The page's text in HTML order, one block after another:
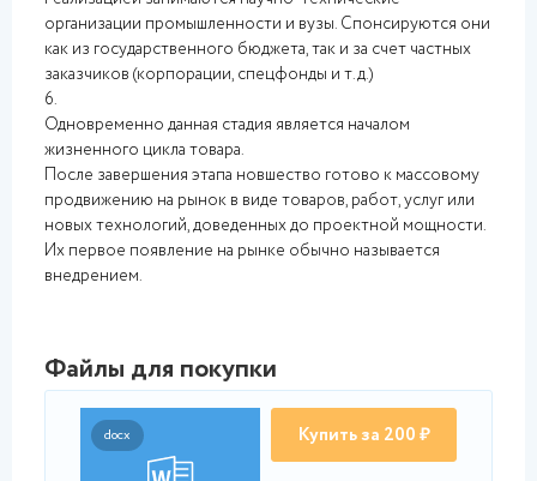
организации промышленности и вузы. Спонсируются они
как из государственного бюджета, так и за счет частных
заказчиков (корпорации, спецфонды и т.д.)
6.
Одновременно данная стадия является началом
жизненного цикла товара.
После завершения этапа новшество готово к массовому
продвижению на рынок в виде товаров, работ, услуг или
новых технологий, доведенных до проектной мощности.
Их первое появление на рынке обычно называется
внедрением.
Файлы для покупки
docx Купить за 200 ₽